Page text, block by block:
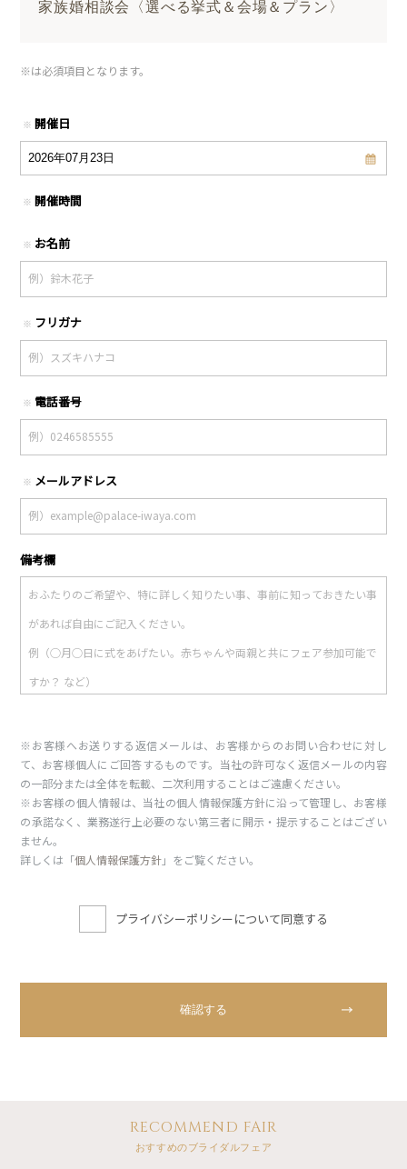
家族婚相談会〈選べる挙式＆会場＆プラン〉
※は必須項目となります。
※ 開催日
※ 開催時間
※ お名前
※ フリガナ
※ 電話番号
※ メールアドレス
備考欄
※お客様へお送りする返信メールは、お客様からのお問い合わせに対し
て、お客様個人にご回答するものです。当社の許可なく返信メールの内容
の一部分または全体を転載、二次利用することはご遠慮ください。
※お客様の個人情報は、当社の個人情報保護方針に沿って管理し、お客様
の承諾なく、業務遂行上必要のない第三者に開示・提示することはござい
ません。
詳しくは「個人情報保護方針」をご覧ください。
プライバシーポリシーについて同意する
RECOMMEND FAIR
おすすめのブライダルフェア